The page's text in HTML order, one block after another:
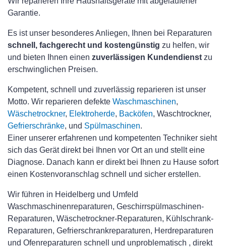
Garantie.
Es ist unser besonderes Anliegen, Ihnen bei Reparaturen
schnell, fachgerecht und kostengünstig zu helfen, wir
und bieten Ihnen einen zuverlässigen Kundendienst zu
erschwinglichen Preisen.
Kompetent, schnell und zuverlässig reparieren ist unser
Motto. Wir reparieren defekte Waschmaschinen,
Wäschetrockner, Elektroherde, Backöfen, Waschtrockner,
Gefrierschränke, und Spülmaschinen.
Einer unserer erfahrenen und kompetenten Techniker sieht
sich das Gerät direkt bei Ihnen vor Ort an und stellt eine
Diagnose. Danach kann er direkt bei Ihnen zu Hause sofort
einen Kostenvoranschlag schnell und sicher erstellen.
Wir führen in Heidelberg und Umfeld
Waschmaschinenreparaturen, Geschirrspülmaschinen-
Reparaturen, Wäschetrockner-Reparaturen, Kühlschrank-
Reparaturen, Gefrierschrankreparaturen, Herdreparaturen
und Ofenreparaturen schnell und unproblematisch , direkt